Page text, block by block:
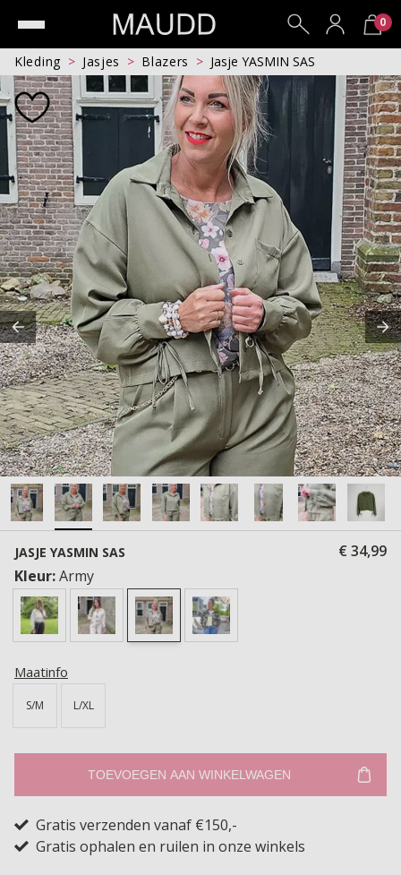
0
Kleding Jasjes Blazers Jasje YASMIN SAS
JASJE YASMIN SAS
€ 34,99
Kleur:Army
Maatinfo
S/M L/XL
TOEVOEGEN AAN WINKELWAGEN
Gratis verzenden vanaf €150,-
Gratis ophalen en ruilen in onze winkels